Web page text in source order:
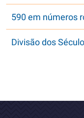
590 em números
Divisão dos